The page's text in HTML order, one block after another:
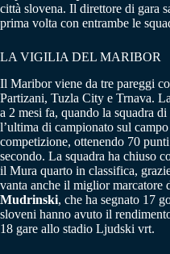
città slovena. Il direttore di gara
prima volta con entrambe le
LA VIGILIA DEL MARIBOR
Il Maribor viene da tre pareggi
Partizani, Tuzla City e Trnava.
a 2 mesi fa, quando la squadra di
l’ultima di campionato sul
competizione, ottenendo 70
secondo. La squadra ha chiuso
il Mura quarto in classifica,
vanta anche il miglior marcatore
Mudrinski, che ha segnato 17
sloveni hanno avuto il
18 gare allo stadio Ljudski vrt.